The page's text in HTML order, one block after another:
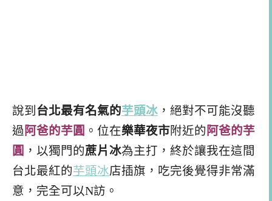
說到 台北最有名氣的芋頭冰 ，絕對不可能沒聽
過 阿爸的芋圓 。位在樂華夜市附近的 阿爸的芋
圓 ，以獨門的蔗片冰為主打，終於讓我在這間
台北最紅的芋頭冰店插旗，吃完後覺得非常滿
意，完全可以N訪。